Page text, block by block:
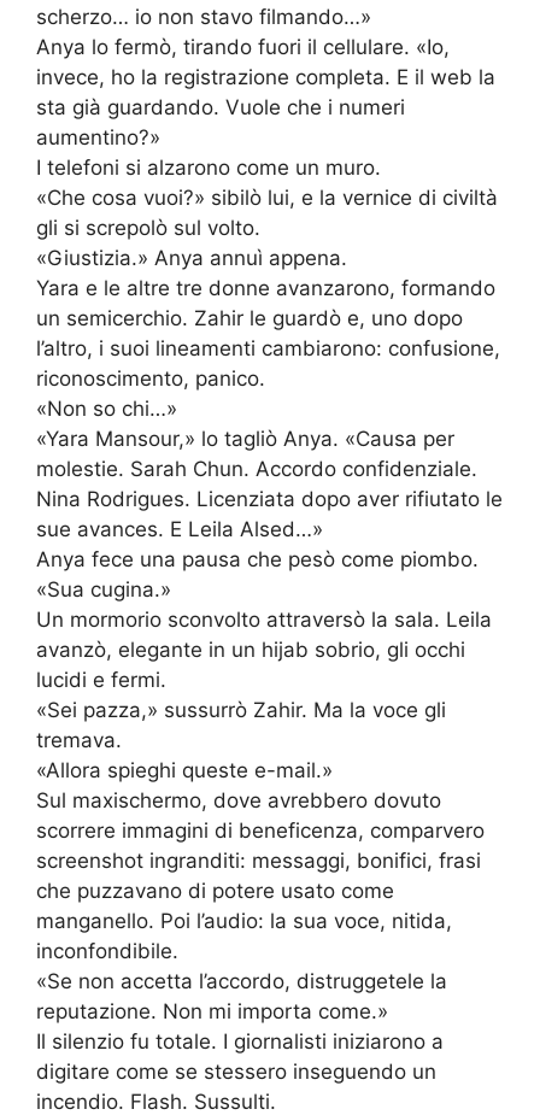
scherzo… io non stavo filmando…»
Anya lo fermò, tirando fuori il cellulare. «Io,
invece, ho la registrazione completa. E il web la
sta già guardando. Vuole che i numeri
aumentino?»
I telefoni si alzarono come un muro.
«Che cosa vuoi?» sibilò lui, e la vernice di civiltà
gli si screpolò sul volto.
«Giustizia.» Anya annuì appena.
Yara e le altre tre donne avanzarono, formando
un semicerchio. Zahir le guardò e, uno dopo
l’altro, i suoi lineamenti cambiarono: confusione,
riconoscimento, panico.
«Non so chi…»
«Yara Mansour,» lo tagliò Anya. «Causa per
molestie. Sarah Chun. Accordo confidenziale.
Nina Rodrigues. Licenziata dopo aver rifiutato le
sue avances. E Leila Alsed…»
Anya fece una pausa che pesò come piombo.
«Sua cugina.»
Un mormorio sconvolto attraversò la sala. Leila
avanzò, elegante in un hijab sobrio, gli occhi
lucidi e fermi.
«Sei pazza,» sussurrò Zahir. Ma la voce gli
tremava.
«Allora spieghi queste e-mail.»
Sul maxischermo, dove avrebbero dovuto
scorrere immagini di beneficenza, comparvero
screenshot ingranditi: messaggi, bonifici, frasi
che puzzavano di potere usato come
manganello. Poi l’audio: la sua voce, nitida,
inconfondibile.
«Se non accetta l’accordo, distruggetele la
reputazione. Non mi importa come.»
Il silenzio fu totale. I giornalisti iniziarono a
digitare come se stessero inseguendo un
incendio. Flash. Sussulti.